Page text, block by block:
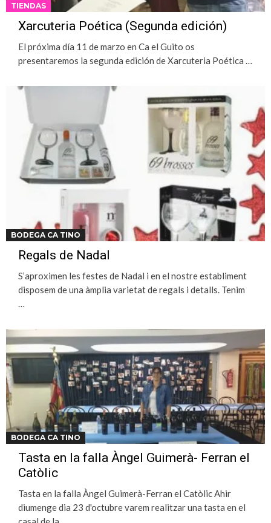
TIENDAS
Xarcuteria Poética (Segunda edición)
El próxima día 11 de marzo en Ca el Guito os
presentaremos la segunda edición de Xarcuteria Poética …
BODEGA CA TINO
Regals de Nadal
S’aproximen les festes de Nadal i en el nostre establiment
disposem de una àmplia varietat de regals i detalls. Tenim
…
BODEGA CA TINO
Tasta en la falla Àngel Guimerà- Ferran el
Catòlic
Tasta en la falla Àngel Guimerà-Ferran el Catòlic Ahir
diumenge dia 23 d'octubre varem realitzar una tasta en el